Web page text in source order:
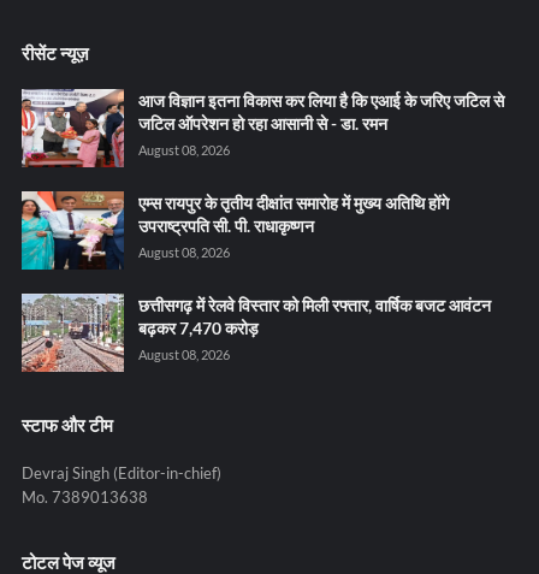
रीसेंट न्यूज़
आज विज्ञान इतना विकास कर लिया है कि एआई के जरिए जटिल से
जटिल ऑपरेशन हो रहा आसानी से - डा. रमन
August 08, 2026
एम्स रायपुर के तृतीय दीक्षांत समारोह में मुख्य अतिथि होंगे
उपराष्ट्रपति सी. पी. राधाकृष्णन
August 08, 2026
छत्तीसगढ़ में रेलवे विस्तार को मिली रफ्तार, वार्षिक बजट आवंटन
बढ़कर 7,470 करोड़
August 08, 2026
स्टाफ और टीम
Devraj Singh (Editor-in-chief)
Mo. 7389013638
टोटल पेज व्यूज